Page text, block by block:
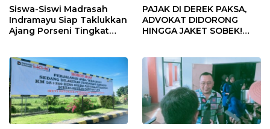
Siswa-Siswi Madrasah
Indramayu Siap Taklukkan
Ajang Porseni Tingkat
PAJAK DI DEREK PAKSA,
ADVOKAT DIDORONG
HINGGA JAKET SOBEK!
Pekanbaru!